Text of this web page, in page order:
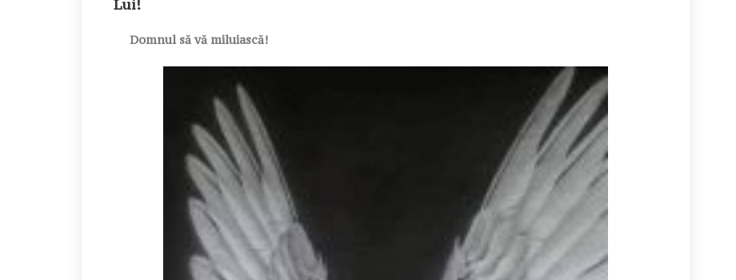
Lui!
Domnul să vă miluiască!